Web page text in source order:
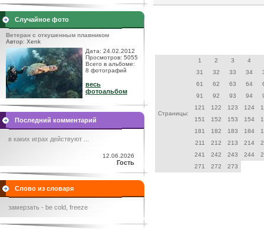
Случайное фото
Ветеран с откушенным плавником
Автор: Xenk
Дата: 24.02.2012
Просмотров: 5055
Всего в альбоме:
8 фотографий
весь
фотоальбом
Последний комментарий
в каких играх действуют ...
12.06.2026
Гость
Слово из словаря
замерзать - be cold, freeze
Страницы:
1 2 3
4
31
32 33 34
61
62 63 64
91
92 93 94
121
122 123 124
151
152 153 154
181
182 183 184
211
212 213 214
241
242 243 244
271
272 273